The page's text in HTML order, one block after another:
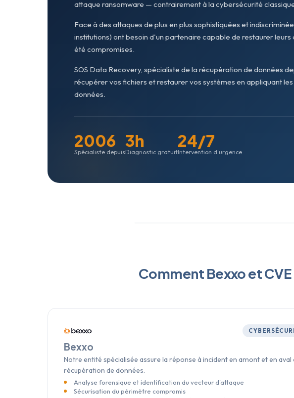
attaque ransomware — contrairement à la cybersécurité
Face à des attaques de plus en plus sophistiquées et
institutions) ont besoin d'un partenaire capable de restaurer
été compromises.
SOS Data Recovery, spécialiste de la récupération de données
récupérer vos fichiers et restaurer vos systèmes en appliquant
données.
2006
Spécialiste depuis
3h
Diagnostic gratuit
24/7
Intervention d'urgence
Comment Bexxo et
Bexxo
Notre entité spécialisée assure la réponse à incident en amont et en aval
récupération de données.
Analyse forensique et identification du vecteur d'attaque
Sécurisation du périmètre compromis